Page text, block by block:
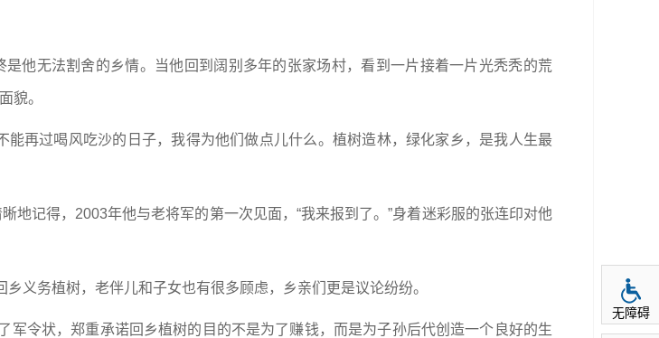
他无法割舍的乡情。当他回到阔别多年的张家场村，看到一片接着一片光秃秃的荒
貌。
再过喝风吃沙的日子，我得为他们做点儿什么。植树造林，绿化家乡，是我人生最
地记得，2003年他与老将军的第一次见面，“我来报到了。”身着迷彩服的张连印对他
义务植树，老伴儿和子女也有很多顾虑，乡亲们更是议论纷纷。
军令状，郑重承诺回乡植树的目的不是为了赚钱，而是为子孙后代创造一个良好的生
无障碍